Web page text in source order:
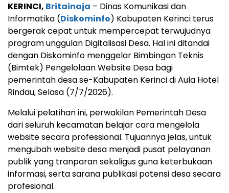
KERINCI, Britainaja – Dinas Komunikasi dan
Informatika (Diskominfo) Kabupaten Kerinci terus
bergerak cepat untuk mempercepat terwujudnya
program unggulan Digitalisasi Desa. Hal ini ditandai
dengan Diskominfo menggelar Bimbingan Teknis
(Bimtek) Pengelolaan Website Desa bagi
pemerintah desa se-Kabupaten Kerinci di Aula Hotel
Rindau, Selasa (7/7/2026).
Melalui pelatihan ini, perwakilan Pemerintah Desa
dari seluruh kecamatan belajar cara mengelola
website secara professional. Tujuannya jelas, untuk
mengubah website desa menjadi pusat pelayanan
publik yang tranparan sekaligus guna keterbukaan
informasi, serta sarana publikasi potensi desa secara
profesional.